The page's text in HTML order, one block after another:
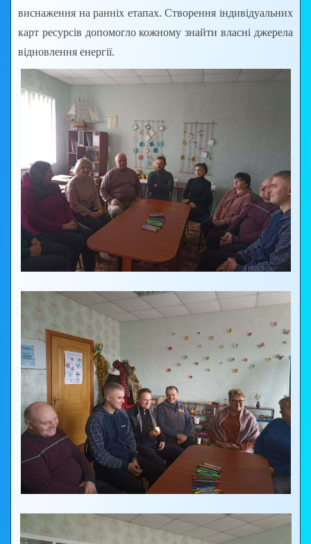
виснаження на ранніх етапах. Створення індивідуальних
карт ресурсів допомогло кожному знайти власні джерела
відновлення енергії.